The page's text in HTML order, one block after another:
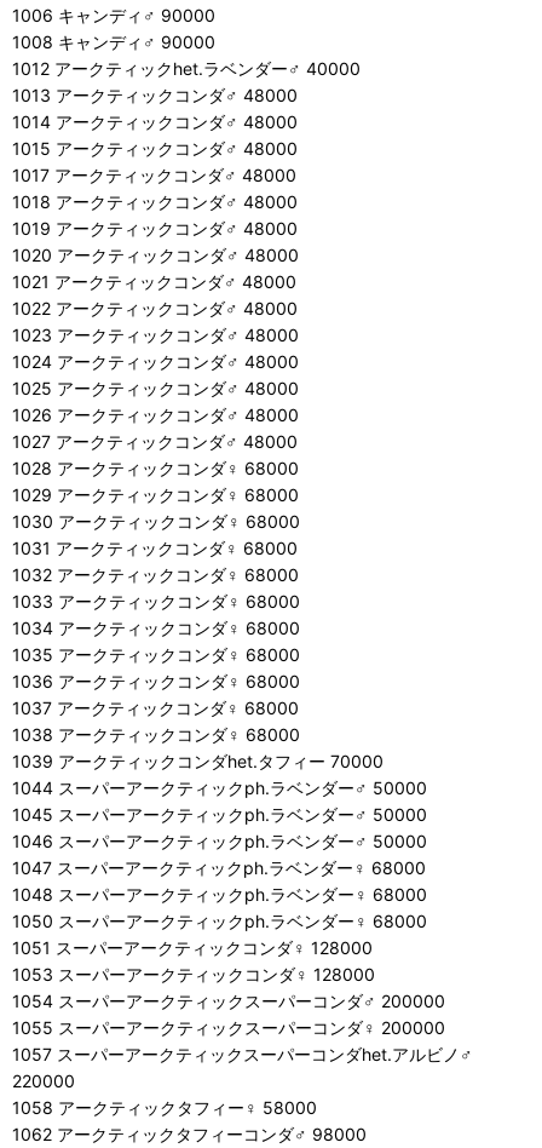
1006 キャンディ♂ 90000
1008 キャンディ♂ 90000
1012 アークティックhet.ラベンダー♂ 40000
1013 アークティックコンダ♂ 48000
1014 アークティックコンダ♂ 48000
1015 アークティックコンダ♂ 48000
1017 アークティックコンダ♂ 48000
1018 アークティックコンダ♂ 48000
1019 アークティックコンダ♂ 48000
1020 アークティックコンダ♂ 48000
1021 アークティックコンダ♂ 48000
1022 アークティックコンダ♂ 48000
1023 アークティックコンダ♂ 48000
1024 アークティックコンダ♂ 48000
1025 アークティックコンダ♂ 48000
1026 アークティックコンダ♂ 48000
1027 アークティックコンダ♂ 48000
1028 アークティックコンダ♀ 68000
1029 アークティックコンダ♀ 68000
1030 アークティックコンダ♀ 68000
1031 アークティックコンダ♀ 68000
1032 アークティックコンダ♀ 68000
1033 アークティックコンダ♀ 68000
1034 アークティックコンダ♀ 68000
1035 アークティックコンダ♀ 68000
1036 アークティックコンダ♀ 68000
1037 アークティックコンダ♀ 68000
1038 アークティックコンダ♀ 68000
1039 アークティックコンダhet.タフィー 70000
1044 スーパーアークティックph.ラベンダー♂ 50000
1045 スーパーアークティックph.ラベンダー♂ 50000
1046 スーパーアークティックph.ラベンダー♂ 50000
1047 スーパーアークティックph.ラベンダー♀ 68000
1048 スーパーアークティックph.ラベンダー♀ 68000
1050 スーパーアークティックph.ラベンダー♀ 68000
1051 スーパーアークティックコンダ♀ 128000
1053 スーパーアークティックコンダ♀ 128000
1054 スーパーアークティックスーパーコンダ♂ 200000
1055 スーパーアークティックスーパーコンダ♀ 200000
1057 スーパーアークティックスーパーコンダhet.アルビノ♂
220000
1058 アークティックタフィー♀ 58000
1062 アークティックタフィーコンダ♂ 98000